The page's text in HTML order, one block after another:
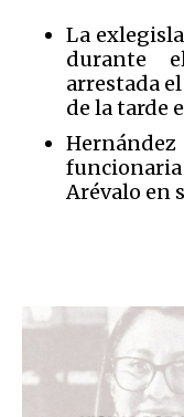
La
durante
arrestada
de la tarde
Arévalo en